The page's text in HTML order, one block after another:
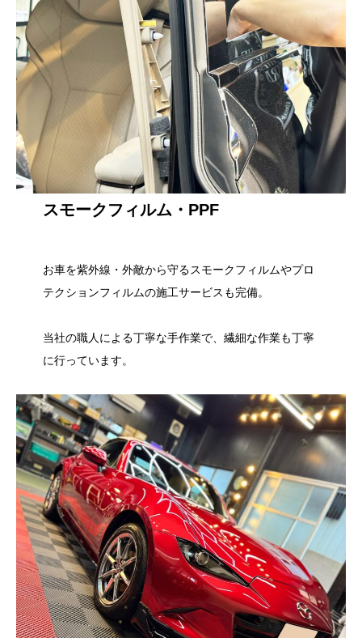
スモークフィルム・PPF
お車を紫外線・外敵から守るスモークフィルムやプロ
テクションフィルムの施工サービスも完備。
当社の職人による丁寧な手作業で、繊細な作業も丁寧
に行っています。